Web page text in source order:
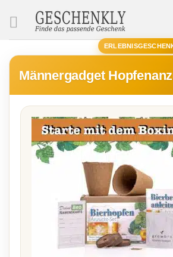
Männergadget